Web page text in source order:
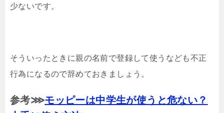
少ないです。
そういったときに親の名前で登録して使うなども不正
行為になるので辞めておきましょう。
参考⋙モッピーは中学生が使うと危ない？